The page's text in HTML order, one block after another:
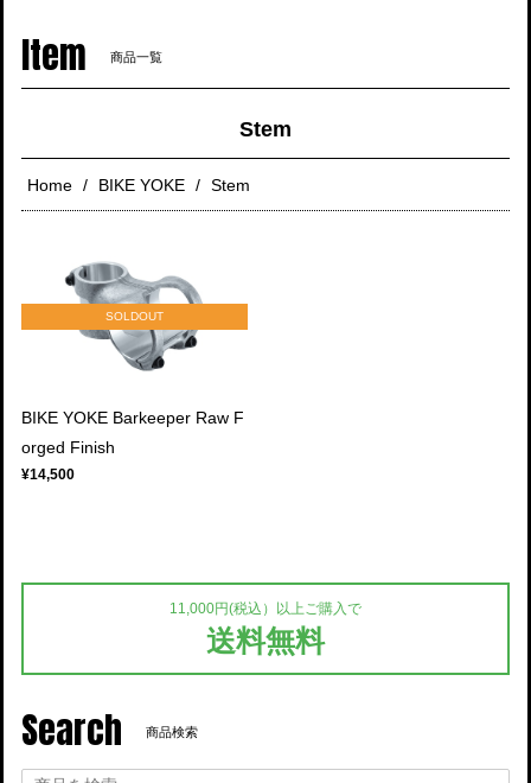
Item 商品一覧
Stem
Home BIKE YOKE Stem
SOLDOUT
BIKE YOKE Barkeeper Raw F
orged Finish
¥14,500
11,000円(税込）以上ご購入で
送料無料
Search 商品検索